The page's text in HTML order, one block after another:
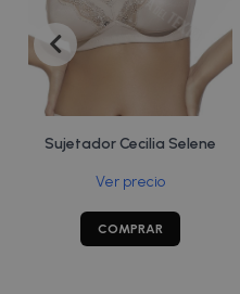
Sujetador Cecilia Selene
Ver precio
COMPRAR